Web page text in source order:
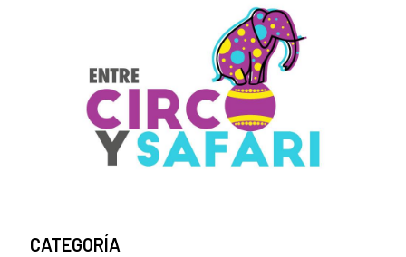
CATEGORÍA